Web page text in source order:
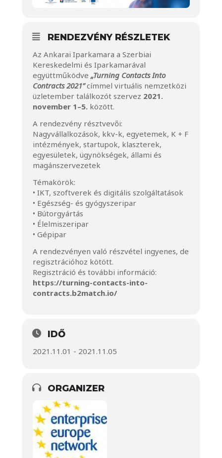
RENDEZVÉNY RÉSZLETEK
Az Ankarai Iparkamara a Szerbiai
Kereskedelmi és Iparkamarával
együttműködve „Turning Contacts Into
Contracts 2021” címmel virtuális nemzetközi
üzletember találkozót szervez 2021.
november 1–5.között.
A rendezvény résztvevői:
Nagyvállalkozások, kkv-k, egyetemek, K + F
intézmények, startupok, klaszterek,
egyesületek, ügynökségek, állami és
magánszervezetek
Témakörök:
• IKT, szoftverek és digitális szolgáltatások
• Egészség- és gyógyszeripar
• Bútorgyártás
• Élelmiszeripar
• Gépipar
A rendezvényen való részvétel ingyenes, de
regisztrációhoz kötött.
Regisztráció és további információ:
https://turning-contacts-into-
contracts.b2match.io/
IDŐ
2021.11.01 - 2021.11.05
ORGANIZER